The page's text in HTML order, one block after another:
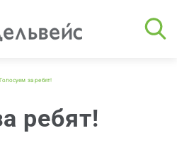
Голосуем за ребят!
ребят!